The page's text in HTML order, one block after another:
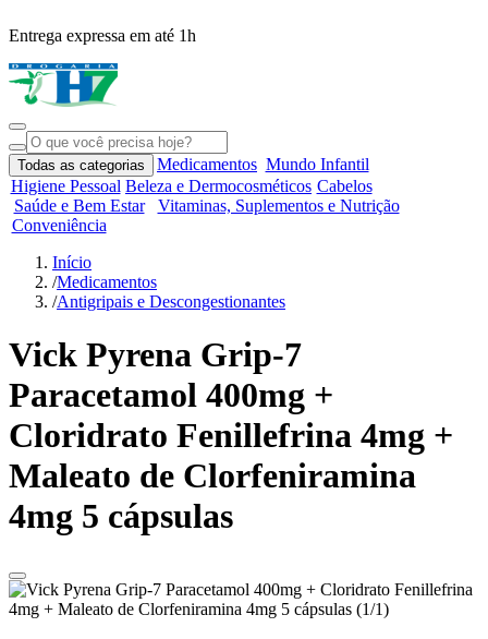
Entrega expressa em até 1h
Todas as categorias Medicamentos Mundo Infantil
Higiene Pessoal Beleza e Dermocosméticos Cabelos
Saúde e Bem Estar
Vitaminas, Suplementos e Nutrição
Conveniência
Início
/Medicamentos
/Antigripais e Descongestionantes
Vick Pyrena Grip-7
Paracetamol 400mg +
Cloridrato Fenillefrina 4mg +
Maleato de Clorfeniramina
4mg 5 cápsulas